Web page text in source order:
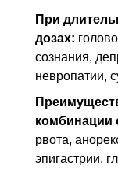
При
дозах:
сознания,
невропатии,
комбинации
рвота,
эпигастрии,